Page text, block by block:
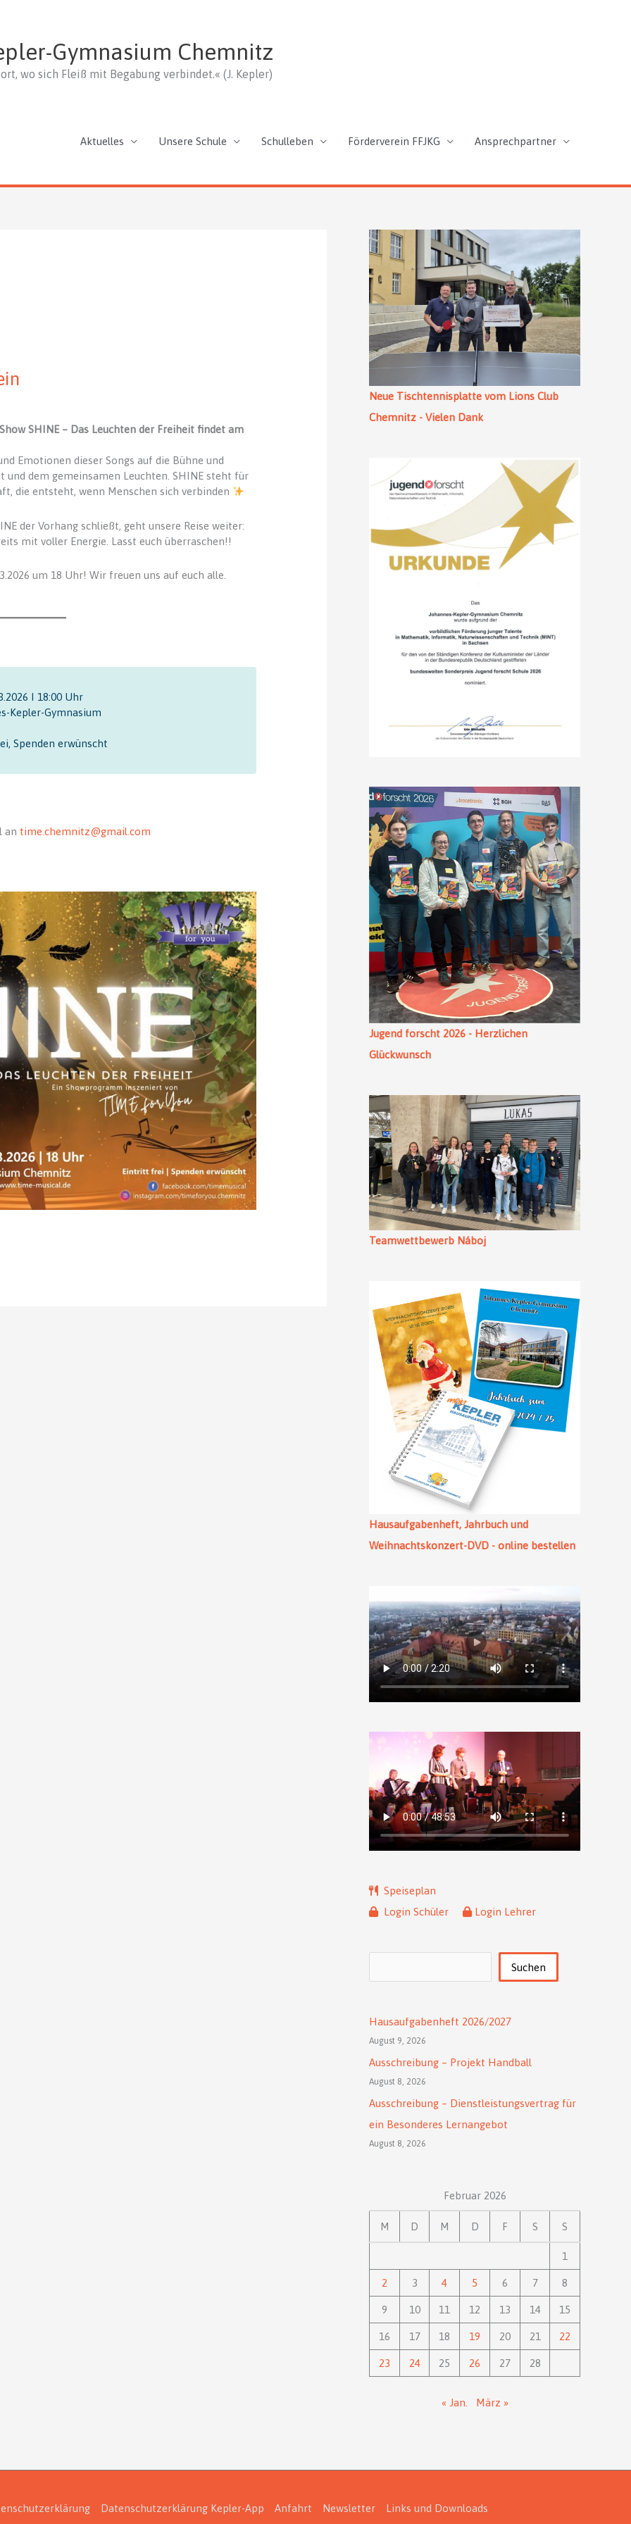
Gymnasium Chemnitz
wo sich Fleiß mit Begabung verbindet.« (J. Kepler)
Aktuelles Unsere Schule Schulleben Förderverein FFJKG Ansprechpartner
SHINE – Das Leuchten der Freiheit findet am
Emotionen dieser Songs auf die Bühne und
und dem gemeinsamen Leuchten. SHINE steht für
die entsteht, wenn Menschen sich verbinden
der Vorhang schließt, geht unsere Reise weiter:
mit voller Energie. Lasst euch überraschen!!
um 18 Uhr! Wir freuen uns auf euch alle.
I 18:00 Uhr
Kepler-Gymnasium
Spenden erwünscht
an time.chemnitz@gmail.com
Neue Tischtennisplatte vom Lions Club
Chemnitz - Vielen Dank
Jugend forscht 2026 - Herzlichen
Glückwunsch
Teamwettbewerb Náboj
Hausaufgabenheft, Jahrbuch und
Weihnachtskonzert-DVD - online bestellen
Speiseplan
Login Schüler
Login Lehrer
Suchen
Hausaufgabenheft 2026/2027
August 9, 2026
Ausschreibung – Projekt Handball
August 8, 2026
Ausschreibung – Dienstleistungsvertrag für
ein Besonderes Lernangebot
August 8, 2026
Februar 2026
M D M D F S S
1
2 3 4 5 6 7 8
9 10 11 12 13 14 15
16 17 18 19 20 21 22
23 24 25 26 27 28
« Jan. März »
Datenschutzerklärung Kepler-App Anfahrt Newsletter Links und Downloads